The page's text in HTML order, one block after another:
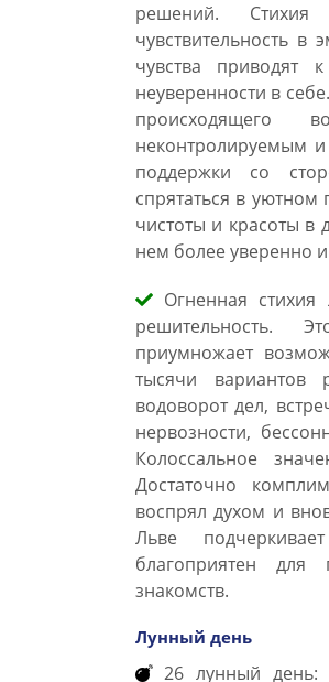
решений.
чувствительность в
чувства приводят
неуверенности в
происходящего
неконтролируемым
поддержки со
спрятаться в
чистоты и красоты в
нем более уверенно
Огненная стихия
решительность.
приумножает
тысячи вариантов
водоворот дел,
нервозности,
Колоссальное
Достаточно
воспрял духом и
Льве
благоприятен
знакомств.
Лунный день
26 лунный день: